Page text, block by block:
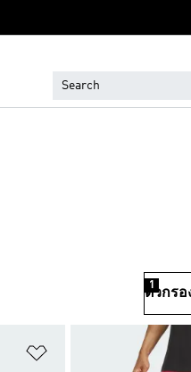
ตัวกรอ
1
เพิ่มไปยังรายการสินค้า